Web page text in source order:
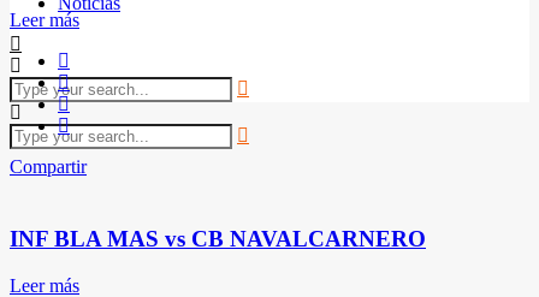
Leer más
Compartir
INF BLA MAS vs CB NAVALCARNERO
Leer más